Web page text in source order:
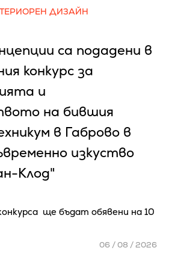
ДИЗАЙН
са подадени в
конкурс за
и
на бившия
в Габрово в
изкуство
Клод"
ще бъдат обявени на 10
06 / 08 / 2026